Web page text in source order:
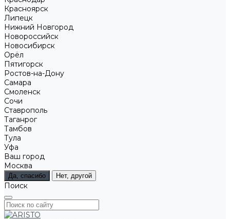
Красноярск
Липецк
Нижний Новгород
Новороссийск
Новосибирск
Орёл
Пятигорск
Ростов-на-Дону
Самара
Смоленск
Сочи
Ставрополь
Таганрог
Тамбов
Тула
Уфа
Ваш город
Москва
Да, спасибо Нет, другой
Поиск